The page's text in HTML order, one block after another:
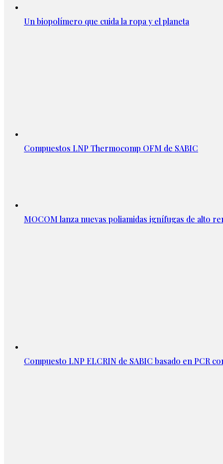
Un biopolímero que cuida la ropa y el planeta
Compuestos LNP Thermocomp OFM de SABIC
MOCOM lanza nuevas poliamidas ignífugas de alto
Compuesto LNP ELCRIN de SABIC basado en PCR